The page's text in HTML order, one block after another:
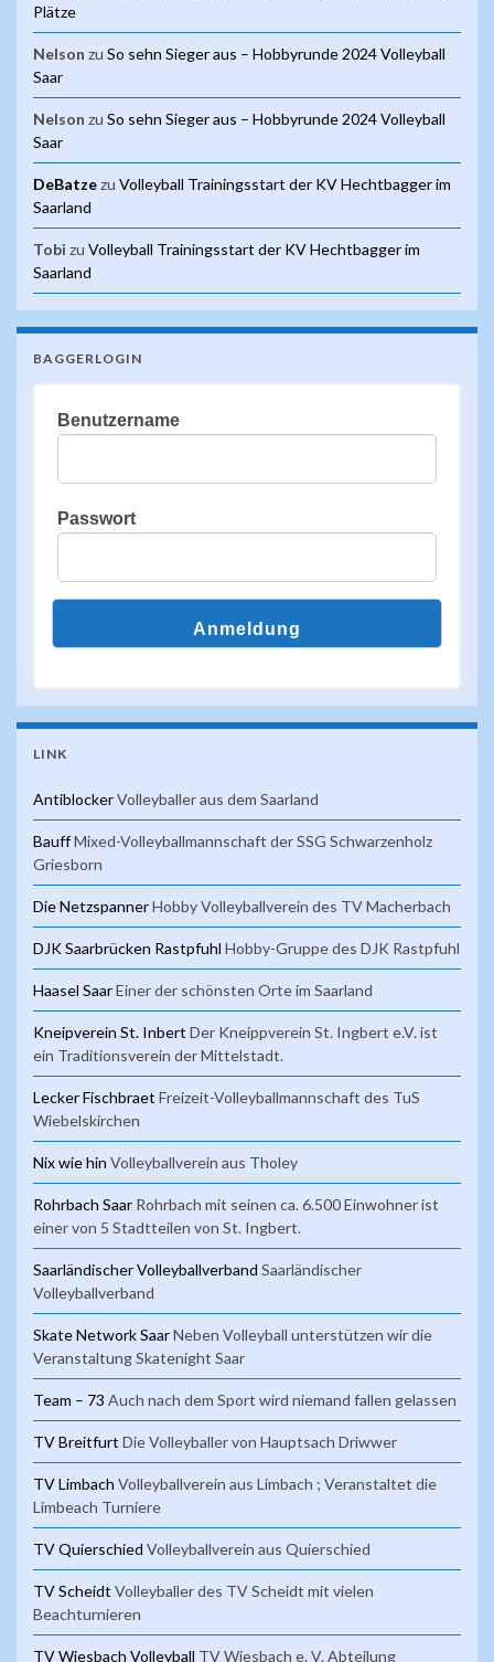
Plätze
Nelson zu So sehn Sieger aus – Hobbyrunde 2024 Volleyball
Saar
Nelson zu So sehn Sieger aus – Hobbyrunde 2024 Volleyball
Saar
DeBatzezu Volleyball Trainingsstart der KV Hechtbagger im
Saarland
Tobi zu Volleyball Trainingsstart der KV Hechtbagger im
Saarland
BAGGERLOGIN
Benutzername
Passwort
LINK
AntiblockerVolleyballer aus dem Saarland
BauffMixed-Volleyballmannschaft der SSG Schwarzenholz
Griesborn
Die NetzspannerHobby Volleyballverein des TV Macherbach
DJK Saarbrücken Rastpfuhl Hobby-Gruppe des DJK Rastpfuhl
Haasel SaarEiner der schönsten Orte im Saarland
Kneipverein St. Inbert Der Kneippverein St. Ingbert e.V. ist
ein Traditionsverein der Mittelstadt.
Lecker Fischbraet Freizeit-Volleyballmannschaft des TuS
Wiebelskirchen
Nix wie hin Volleyballverein aus Tholey
Rohrbach Saar Rohrbach mit seinen ca. 6.500 Einwohner ist
einer von 5 Stadtteilen von St. Ingbert.
Saarländischer Volleyballverband Saarländischer
Volleyballverband
Skate Network SaarNeben Volleyball unterstützen wir die
Veranstaltung Skatenight Saar
Team – 73 Auch nach dem Sport wird niemand fallen gelassen
TV Breitfurt Die Volleyballer von Hauptsach Driwwer
TV Limbach Volleyballverein aus Limbach ; Veranstaltet die
Limbeach Turniere
TV Quierschied Volleyballverein aus Quierschied
TV Scheidt Volleyballer des TV Scheidt mit vielen
Beachturnieren
TV Wiesbach Volleyball TV Wiesbach e. V. Abteilung